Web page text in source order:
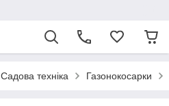
Садова техніка Газонокосарки